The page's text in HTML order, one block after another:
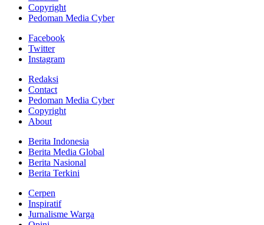
Copyright
Pedoman Media Cyber
Facebook
Twitter
Instagram
Redaksi
Contact
Pedoman Media Cyber
Copyright
About
Berita Indonesia
Berita Media Global
Berita Nasional
Berita Terkini
Cerpen
Inspiratif
Jurnalisme Warga